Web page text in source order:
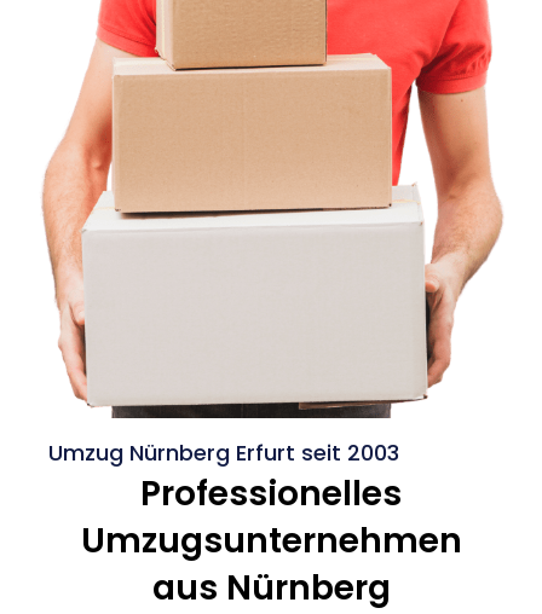
Umzug Nürnberg Erfurt seit 2003
Professionelles
Umzugsunternehmen
aus Nürnberg